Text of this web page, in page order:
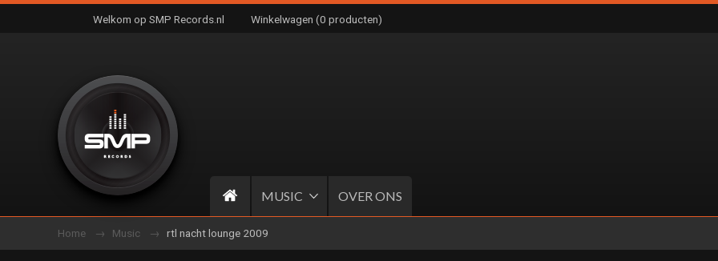
Welkom op SMP Records.nl Winkelwagen (0 producten)
MUSIC OVER ONS
Home Music rtl nacht lounge 2009